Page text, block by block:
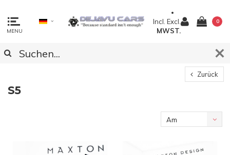
MENU
Incl. Excl.
MWST.
0
Zurück
S5
Am
angesehen